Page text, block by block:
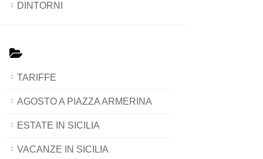
DINTORNI
TARIFFE
AGOSTO A PIAZZA ARMERINA
ESTATE IN SICILIA
VACANZE IN SICILIA